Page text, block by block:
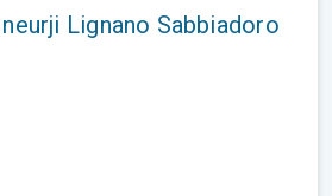
Lignano Sabbiadoro